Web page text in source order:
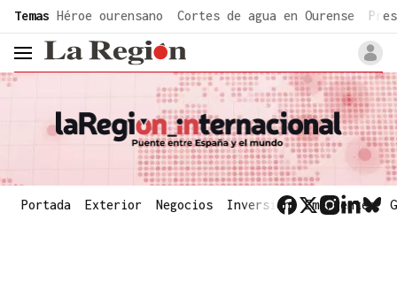
common.go-to-content
Temas Héroe ourensano Cortes de agua en Ourense
header.menu.open
Portada Exterior Negocios Inversión Emergentes